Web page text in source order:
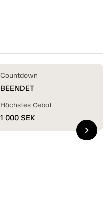
Countdown
BEENDET
Höchstes Gebot
1 000 SEK
chevron_right